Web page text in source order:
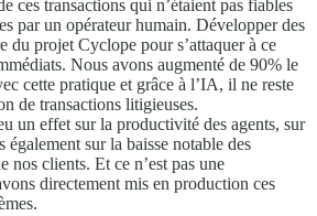
ces transactions qui n’étaient pas fiables
par un opérateur humain. Développer des
du projet Cyclope pour s’attaquer à ce
Nous avons augmenté de 90% le
cette pratique et grâce à l’IA, il ne reste
de transactions litigieuses.
un effet sur la productivité des agents, sur
sur la baisse notable des
nos clients. Et ce n’est pas une
directement mis en production ces